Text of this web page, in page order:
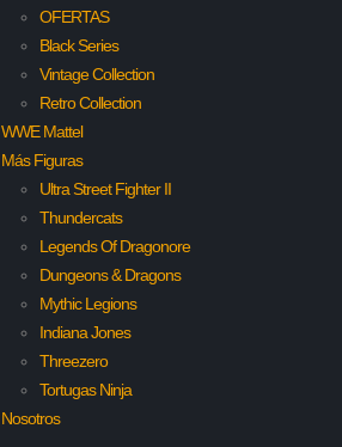
OFERTAS
Black Series
Vintage Collection
Retro Collection
WWE Mattel
Más Figuras
Ultra Street Fighter II
Thundercats
Legends Of Dragonore
Dungeons & Dragons
Mythic Legions
Indiana Jones
Threezero
Tortugas Ninja
Nosotros